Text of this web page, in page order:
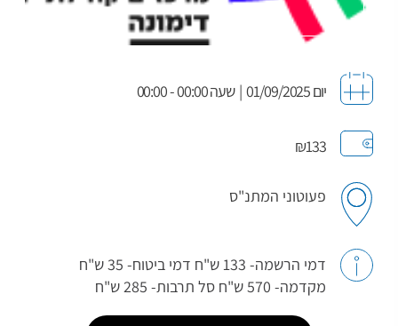
יום 01/09/2025 | שעה 00:00 - 00:00
₪133
פעוטוני המתנ"ס
דמי הרשמה- 133 ש"ח דמי ביטוח- 35 ש"ח
מקדמה- 570 ש"ח סל תרבות- 285 ש"ח